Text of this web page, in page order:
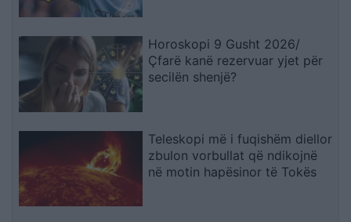
Horoskopi 9 Gusht 2026/
Çfarë kanë rezervuar yjet për
secilën shenjë?
Teleskopi më i fuqishëm diellor
zbulon vorbullat që ndikojnë
në motin hapësinor të Tokës